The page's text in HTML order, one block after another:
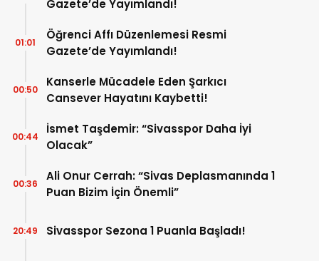
Gazete’de Yayımlandı!
Öğrenci Affı Düzenlemesi Resmi
Gazete’de Yayımlandı!
01:01
Kanserle Mücadele Eden Şarkıcı
Cansever Hayatını Kaybetti!
00:50
İsmet Taşdemir: “Sivasspor Daha İyi
Olacak”
00:44
Ali Onur Cerrah: “Sivas Deplasmanında 1
Puan Bizim İçin Önemli”
00:36
Sivasspor Sezona 1 Puanla Başladı!
20:49